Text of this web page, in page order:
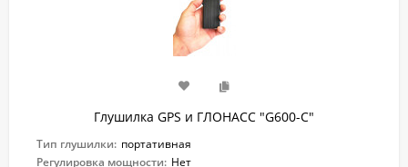
Глушилка GPS и ГЛОНАСС "G600-C"
Тип глушилки: портативная
Регулировка мощности: Нет